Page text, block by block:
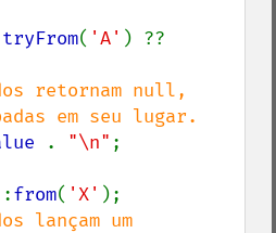
tryFrom( 'A'
retornam null,
. "\n" ;
from( 'X'
lançam um